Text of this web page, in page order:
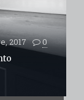
2017
0